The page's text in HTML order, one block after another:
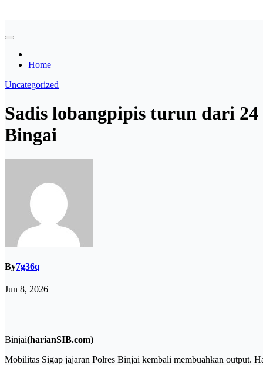
content
Home
Uncategorized
Sadis lobangpipis turun dari
Bingai
By7g36q
Jun 8, 2026
Binjai(harianSIB.com)
Mobilitas Sigap jajaran Polres Binjai kembali membuahkan output.